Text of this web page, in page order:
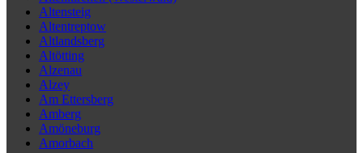
Altensteig
Altentreptow
Altlandsberg
Altötting
Alzenau
Alzey
Am Ettersberg
Amberg
Amöneburg
Amorbach